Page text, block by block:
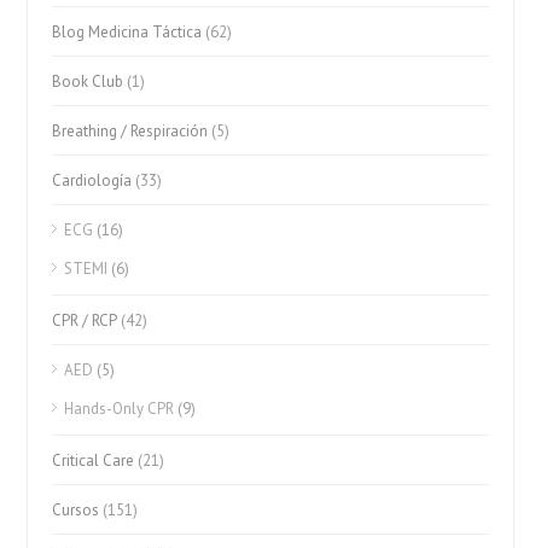
Blog Medicina Táctica (62)
Book Club (1)
Breathing / Respiración (5)
Cardiología (33)
ECG (16)
STEMI (6)
CPR / RCP (42)
AED (5)
Hands-Only CPR (9)
Critical Care (21)
Cursos (151)